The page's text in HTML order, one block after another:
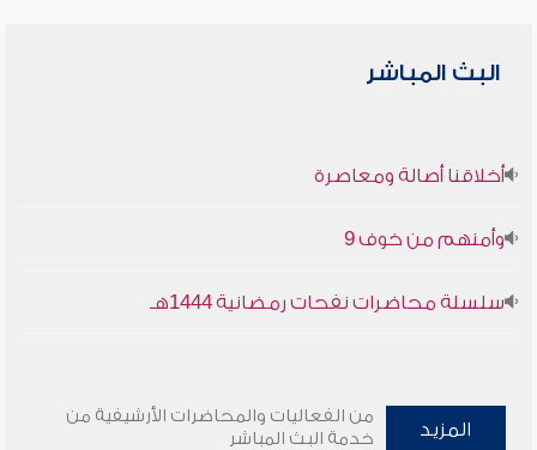
البث المباشر
أخلاقنا أصالة ومعاصرة
وأمنهم من خوف 9
سلسلة محاضرات نفحات رمضانية 1444هـ
المزيد
من الفعاليات والمحاضرات الأرشيفية من
خدمة البث المباشر